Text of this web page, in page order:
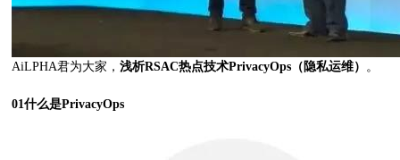
AiLPHA君为大家，浅析RSAC热点技术PrivacyOps（隐私运维） 。
01什么是PrivacyOps